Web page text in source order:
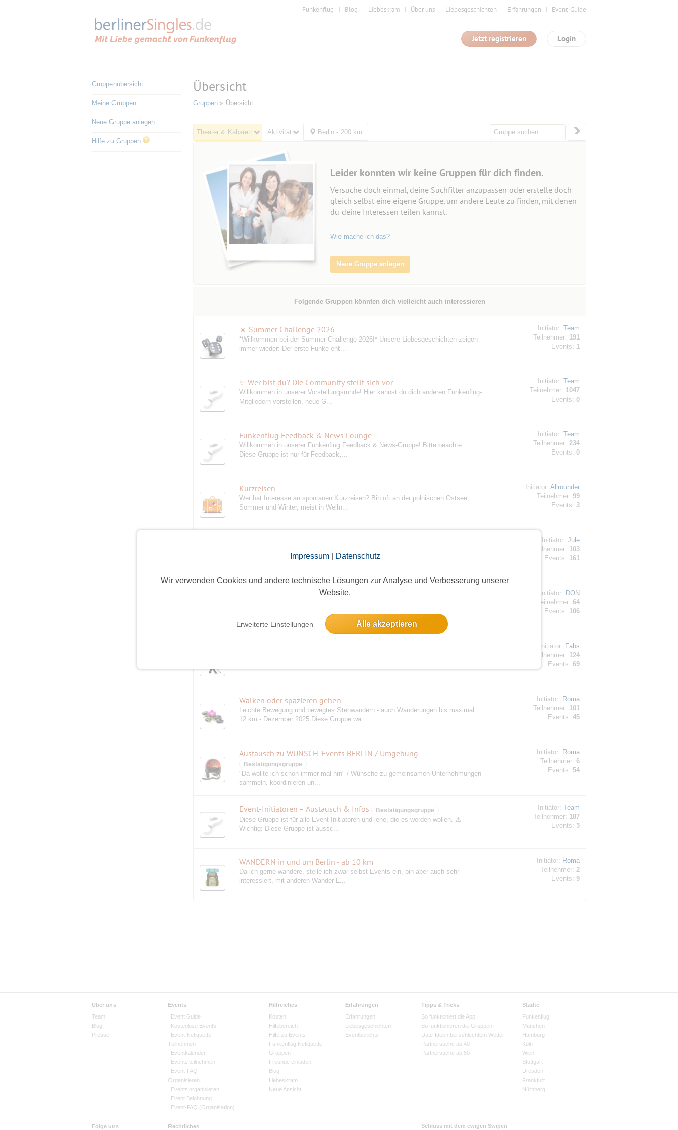
Impressum| Datenschutz
Wir verwenden Cookies und andere technische Lösungen zur Analyse und Verbesserung unserer
Website.
Erweiterte Einstellungen Alle akzeptieren
Funkenflug Blog Liebeskram Über uns Liebesgeschichten Erfahrungen Event-Guide
Login
Jetzt registrieren
Gruppenübersicht
Meine Gruppen
Neue Gruppe anlegen
Hilfe zu Gruppen
Übersicht
Gruppen» Übersicht
Theater & Kabarett Aktivität Berlin - 200 km
Leider konnten wir keine Gruppen für dich finden.
Versuche doch einmal, deine Suchfilter anzupassen oder erstelle doch
gleich selbst eine eigene Gruppe, um andere Leute zu finden, mit denen
du deine Interessen teilen kannst.
Wie mache ich das?
Neue Gruppe anlegen
Folgende Gruppen könnten dich vielleicht auch interessieren
☀️ Summer Challenge 2026
️*Willkommen bei der Summer Challenge 2026!* Unsere Liebesgeschichten zeigen
immer wieder: Der erste Funke ent...
Initiator: Team
Teilnehmer: 191
Events: 1
✨ Wer bist du? Die Community stellt sich vor
Willkommen in unserer Vorstellungsrunde! Hier kannst du dich anderen Funkenflug-
Mitgliedern vorstellen, neue G...
Initiator: Team
Teilnehmer: 1047
Events: 0
Funkenflug Feedback & News Lounge
Willkommen in unserer Funkenflug Feedback & News-Gruppe! Bitte beachte:
Diese Gruppe ist nur für Feedback,...
Initiator: Team
Teilnehmer: 234
Events: 0
Kurzreisen
Wer hat Interesse an spontanen Kurzreisen? Bin oft an der polnischen Ostsee,
Sommer und Winter, meist in Welln...
Initiator: Allrounder
Teilnehmer: 99
Events: 3
A C H T U N G: Dies ist eine Gruppe NUR FÜR FRAUEN, und zwar Frauen, die
laut ihrem Profil für Freizeit nicht ...
Initiator: Jule
Teilnehmer: 103
Events: 161
Tanzen, Karaoke, Lesebühne, Kino, Comedy, Sport Initiator: DON
Teilnehmer: 64
Events: 106
Initiator: Fabs
Teilnehmer: 124
Events: 69
Walken oder spazieren gehen
Leichte Bewegung und bewegtes Stehwandern - auch Wanderungen bis maximal
12 km - Dezember 2025 Diese Gruppe wa...
Initiator: Roma
Teilnehmer: 101
Events: 45
Austausch zu WUNSCH-Events BERLIN / Umgebung
Bestätigungsgruppe
"Da wollte ich schon immer mal hin" / Wünsche zu gemeinsamen Unternehmungen
sammeln. koordinieren un...
Initiator: Roma
Teilnehmer: 6
Events: 54
Event-Initiatoren – Austausch & Infos Bestätigungsgruppe
Diese Gruppe ist für alle Event-Initiatoren und jene, die es werden wollen. ⚠️
Wichtig: Diese Gruppe ist aussc...
Initiator: Team
Teilnehmer: 187
Events: 3
WANDERN in und um Berlin - ab 10 km
Da ich gerne wandere, stelle ich zwar selbst Events ein, bin aber auch sehr
interessiert, mit anderen Wander-L...
Initiator: Roma
Teilnehmer: 2
Events: 9
Über uns
Team
Blog
Presse
Events
Event Guide
Kostenlose Events
Event-Netiquette
Teilnehmen
Eventkalender
Events teilnehmen
Event-FAQ
Organisieren
Events organisieren
Event Belohnung
Event-FAQ (Organisation)
Hilfreiches
Kosten
Hilfebereich
Hilfe zu Events
Funkenflug Netiquette
Gruppen
Freunde einladen
Blog
Liebeskram
Neue Ansicht
Erfahrungen
Erfahrungen
Liebesgeschichten
Eventberichte
Tipps & Tricks
So funktioniert die App
So funktionieren die Gruppen
Date-Ideen bei schlechtem Wetter
Partnersuche ab 40
Partnersuche ab 50
Städte
Funkenflug
München
Hamburg
Köln
Wien
Stuttgart
Dresden
Frankfurt
Nürnberg
Folge uns Rechtliches Schluss mit dem ewigen Swipen